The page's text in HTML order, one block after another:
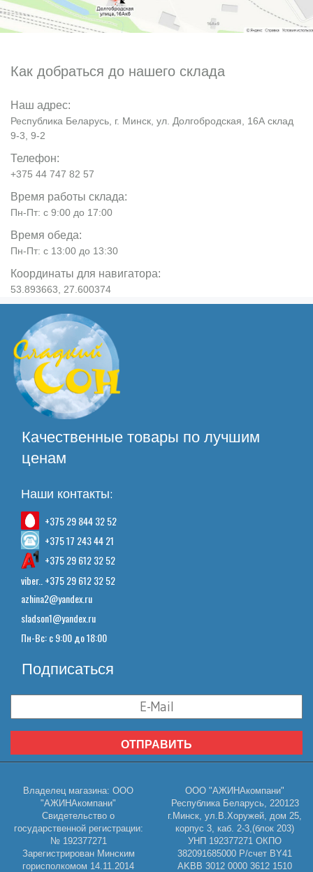
Как добраться до нашего склада
Наш адрес:
Республика Беларусь, г. Минск, ул. Долгобродская, 16А склад
9-3, 9-2
Телефон:
+375 44 747 82 57
Время работы склада:
Пн-Пт: с 9:00 до 17:00
Время обеда:
Пн-Пт: с 13:00 до 13:30
Координаты для навигатора:
53.893663, 27.600374
Качественные товары по лучшим
ценам
Наши контакты:
+375 29 844 32 52
+375 17 243 44 21
+375 29 612 32 52
viber.. +375 29 612 32 52
azhina2@yandex.ru
sladson1@yandex.ru
Пн-Вс: с 9:00 до 18:00
Подписаться
ОТПРАВИТЬ
Владелец магазина: ООО
"АЖИНАкомпани"
Свидетельство о
государственной регистрации:
№ 192377271
Зарегистрирован Минским
горисполкомом 14.11.2014
ООО "АЖИНАкомпани"
Республика Беларусь, 220123
г.Минск, ул.В.Хоружей, дом 25,
корпус 3, каб. 2-3,(блок 203)
УНП 192377271 ОКПО
382091685000 Р/счет BY41
AKBB 3012 0000 3612 1510